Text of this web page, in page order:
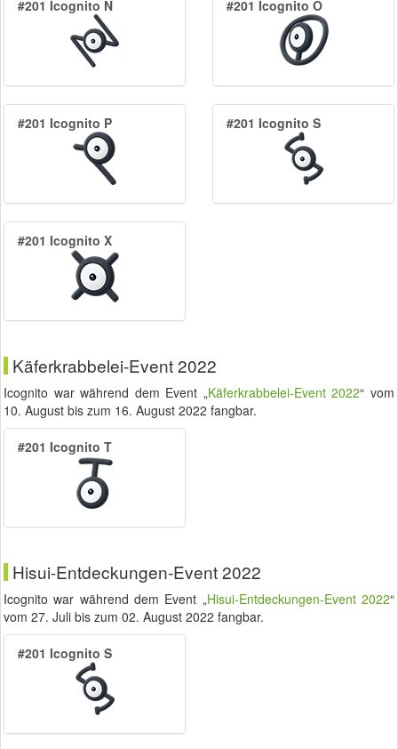
#201 Icognito N #201 Icognito O
#201 Icognito P #201 Icognito S
#201 Icognito X
Käferkrabbelei-Event 2022
Icognito war während dem Event „Käferkrabbelei-Event 2022“ vom
10. August bis zum 16. August 2022 fangbar.
#201 Icognito T
Hisui-Entdeckungen-Event 2022
Icognito war während dem Event „Hisui-Entdeckungen-Event 2022“
vom 27. Juli bis zum 02. August 2022 fangbar.
#201 Icognito S